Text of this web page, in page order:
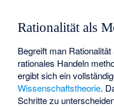
Rationalität als
Begreift man
rationales Handeln
ergibt sich ein
Wissenschaftstheorie.
Schritte zu